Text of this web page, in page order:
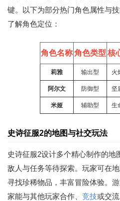
键。以下为部分热门角色属性与
了解角色定位：
角色名称 角色类型 核
莉雅 输出型 火
阿尔文 防御型 坚
米娅 辅助型 生
史诗征服2的地图与社交玩法
史诗征服2设计多个精心制作的
敌人与任务等待探索。玩家可在
寻找珍稀物品，丰富冒险体验。
家能与其他玩家合作、 竞技或交